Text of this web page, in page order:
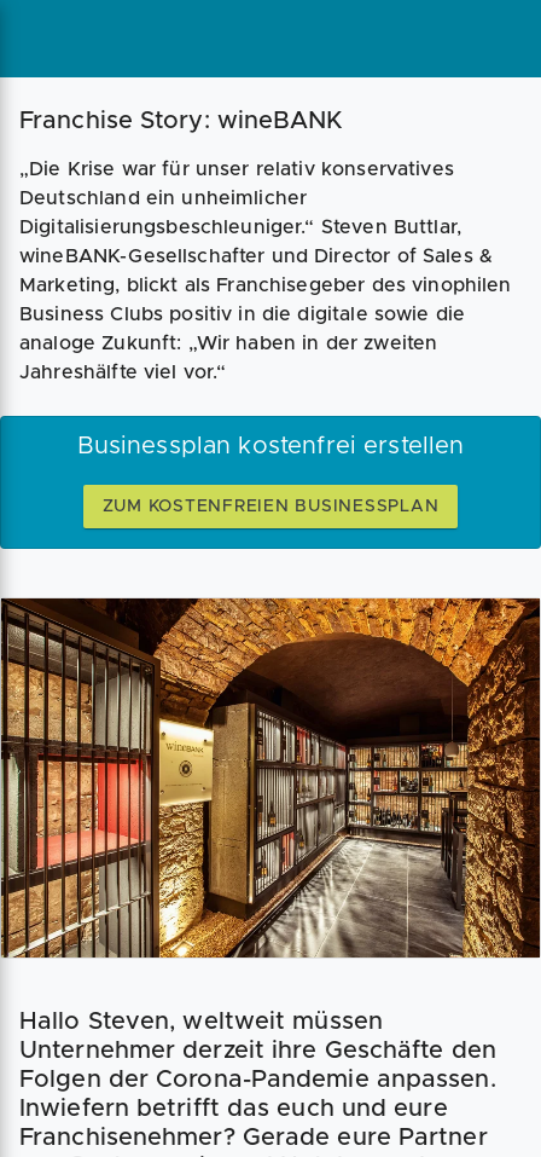
Magazin Businessplan Fördermittel
Franchise Story: wineBANK
„Die Krise war für unser relativ konservatives
Deutschland ein unheimlicher
Digitalisierungsbeschleuniger.“ Steven Buttlar,
wineBANK-Gesellschafter und Director of Sales &
Marketing, blickt als Franchisegeber des vinophilen
Business Clubs positiv in die digitale sowie die
analoge Zukunft: „Wir haben in der zweiten
Jahreshälfte viel vor.“
Businessplan kostenfrei erstellen
ZUM KOSTENFREIEN BUSINESSPLAN
Hallo Steven, weltweit müssen
Unternehmer derzeit ihre Geschäfte den
Folgen der Corona-Pandemie anpassen.
Inwiefern betrifft das euch und eure
Franchisenehmer? Gerade eure Partner